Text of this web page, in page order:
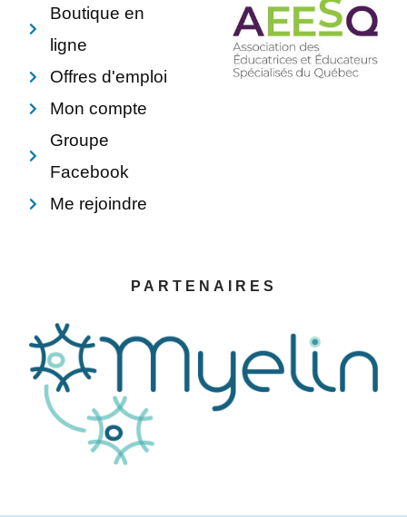
Boutique en
ligne
Offres d'emploi
Mon compte
Groupe
Facebook
Me rejoindre
PARTENAIRES